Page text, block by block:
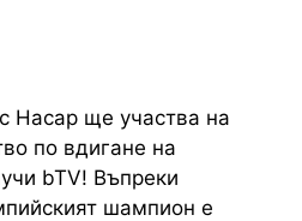
Насар ще участва на
по вдигане на
bTV! Въпреки
шампион е